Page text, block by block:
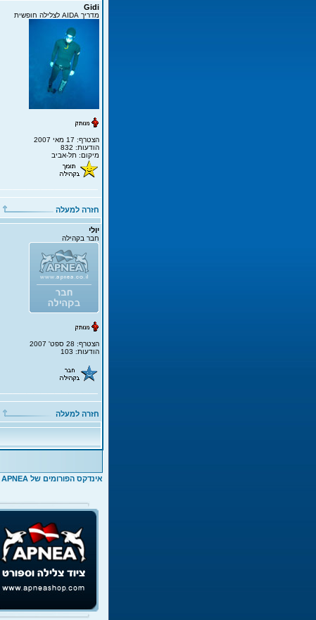
Gidi
מדריך AIDA לצלילה חופשית
הצטרף: 17 מאי 2007
הודעות: 832
מיקום: תל-אביב
חזרה למעלה
יולי
חבר בקהילה
הצטרף: 28 ספט' 2007
הודעות: 103
חזרה למעלה
אינדקס הפורומים של APNEA